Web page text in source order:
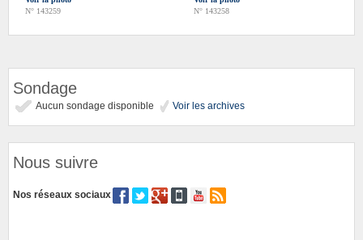
N° 143259
N° 143258
Sondage
Aucun sondage disponible Voir les archives
Nous suivre
Nos réseaux sociaux